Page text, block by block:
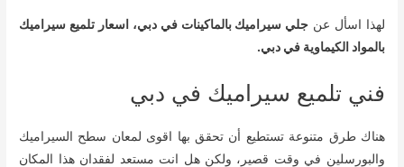
لهذا اسأل عن جلي سيراميك بالماكينات في دبي، اسعار تلميع سيراميك
بالمواد الكيماوية في دبي.
فني تلميع سيراميك في دبي
هناك طرق متنوعة تستطيع أن تحقق بها اقوى لمعان سطح السيراميك
والبورسلين في وقت قصير، ولكن هل انت مستعد لفقدان هذا المكان